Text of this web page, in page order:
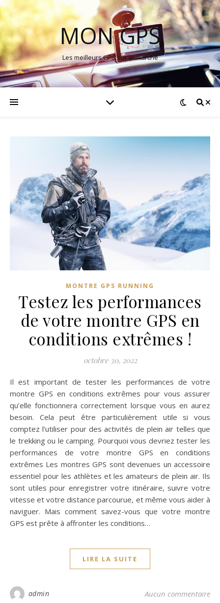
MON GPS
Les meilleurs GPS sur le marché
MONTRE GPS RUNNING
Testez les performances
de votre montre GPS en
conditions extrêmes !
octobre 30, 2022
Il est important de tester les performances de votre
montre GPS en conditions extrêmes pour vous assurer
qu’elle fonctionnera correctement lorsque vous en aurez
besoin. Cela peut être particulièrement utile si vous
comptez l’utiliser pour des activités de plein air telles que
le trekking ou le camping. Pourquoi vous devriez tester les
performances de votre montre GPS en conditions
extrêmes Les montres GPS sont devenues un accessoire
essentiel pour les athlètes et les amateurs de plein air. Ils
sont utiles pour enregistrer votre itinéraire, suivre votre
vitesse et votre distance parcourue, et même vous aider à
naviguer. Mais comment savez-vous que votre montre
GPS est prête à affronter les conditions…
LIRE LA SUITE
admin Aucun commentaire